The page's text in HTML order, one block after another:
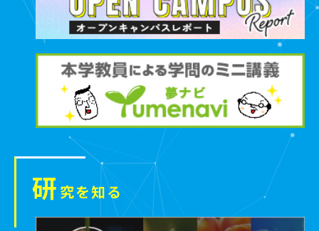
研 究を知る